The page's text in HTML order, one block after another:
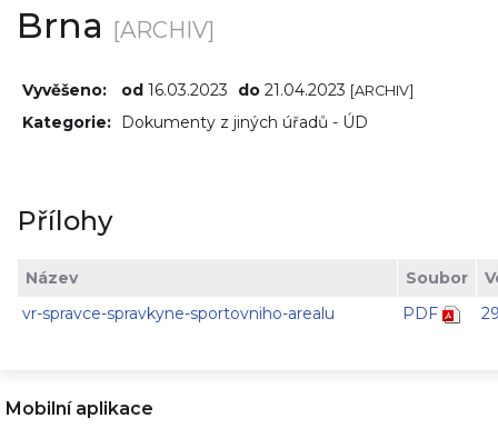
Brna [ARCHIV]
Vyvěšeno: od 16.03.2023 do 21.04.2023 [ARCHIV]
Kategorie: Dokumenty z jiných úřadů - ÚD
Přílohy
Název Soubor
vr-spravce-spravkyne-sportovniho-arealu
PDF
Mobilní aplikace